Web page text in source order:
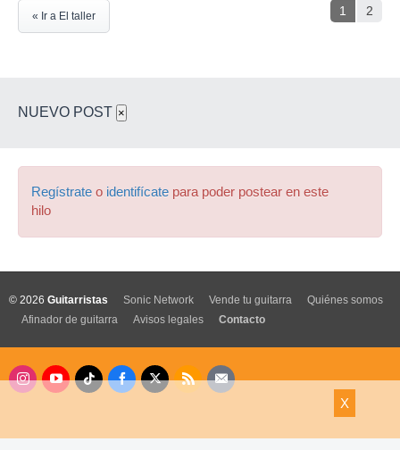
1 2
« Ir a El taller
NUEVO POST ×
Regístrate o identifícate para poder postear en este
hilo
X
© 2026 Guitarristas Sonic Network Vende tu guitarra
Quiénes somos
Afinador de guitarra
Avisos legales Contacto